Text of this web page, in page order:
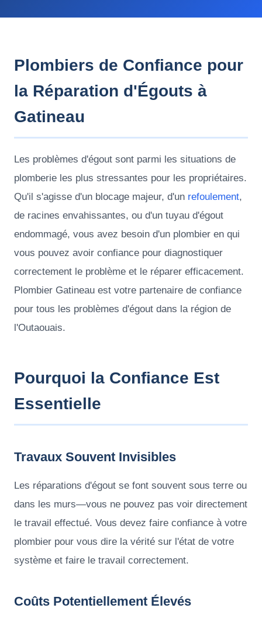
Plombiers de Confiance pour
la Réparation d'Égouts à
Gatineau
Les problèmes d'égout sont parmi les situations de
plomberie les plus stressantes pour les propriétaires.
Qu'il s'agisse d'un blocage majeur, d'un refoulement,
de racines envahissantes, ou d'un tuyau d'égout
endommagé, vous avez besoin d'un plombier en qui
vous pouvez avoir confiance pour diagnostiquer
correctement le problème et le réparer efficacement.
Plombier Gatineau est votre partenaire de confiance
pour tous les problèmes d'égout dans la région de
l'Outaouais.
Pourquoi la Confiance Est
Essentielle
Travaux Souvent Invisibles
Les réparations d'égout se font souvent sous terre ou
dans les murs—vous ne pouvez pas voir directement
le travail effectué. Vous devez faire confiance à votre
plombier pour vous dire la vérité sur l'état de votre
système et faire le travail correctement.
Coûts Potentiellement Élevés